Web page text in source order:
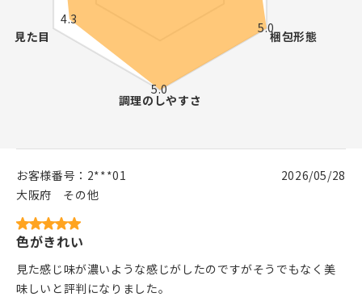
お客様番号： 2***01
大阪府
その他
2026/05/28
色がきれい
見た感じ味が濃いような感じがしたのですがそうでもなく美
味しいと評判になりました。